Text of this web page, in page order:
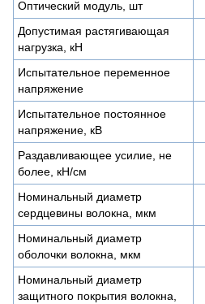
Оптический модуль, шт
Допустимая растягивающая
нагрузка, кН
Испытательное переменное
напряжение
Испытательное постоянное
напряжение, кВ
Раздавливающее усилие, не
более, кН/см
Номинальный диаметр
сердцевины волокна, мкм
Номинальный диаметр
оболочки волокна, мкм
Номинальный диаметр
защитного покрытия волокна,